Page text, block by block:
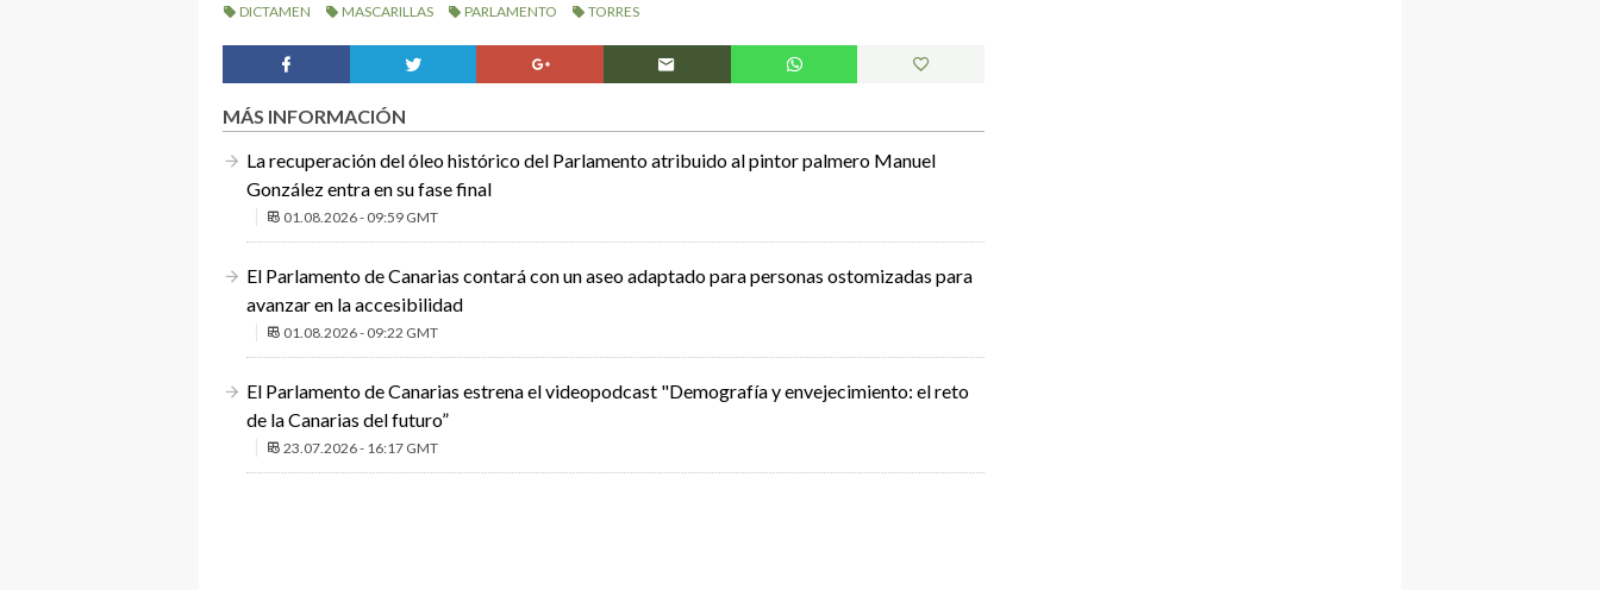
DICTAMEN MASCARILLAS PARLAMENTO TORRES
MÁS INFORMACIÓN
La recuperación del óleo histórico del Parlamento atribuido al pintor palmero Manuel
González entra en su fase final
01.08.2026 - 09:59 GMT
El Parlamento de Canarias contará con un aseo adaptado para personas ostomizadas para
avanzar en la accesibilidad
01.08.2026 - 09:22 GMT
El Parlamento de Canarias estrena el videopodcast "Demografía y envejecimiento: el reto
de la Canarias del futuro”
23.07.2026 - 16:17 GMT